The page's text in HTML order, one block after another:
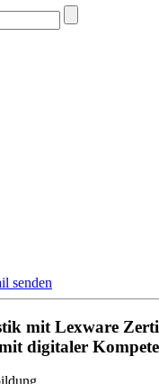
senden
mit Lexware
digitaler